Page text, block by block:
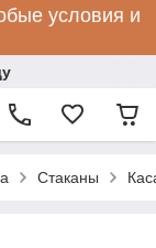
условия и
Стаканы